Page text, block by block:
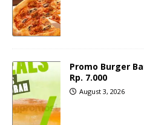
Promo Burger
Rp. 7.000
August 3, 2026